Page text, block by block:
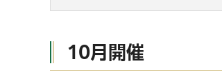
10月開催